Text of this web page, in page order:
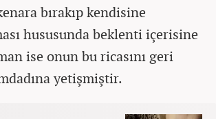
bırakıp kendisine
hususunda beklenti içerisine
ise onun bu ricasını geri
yetişmiştir.